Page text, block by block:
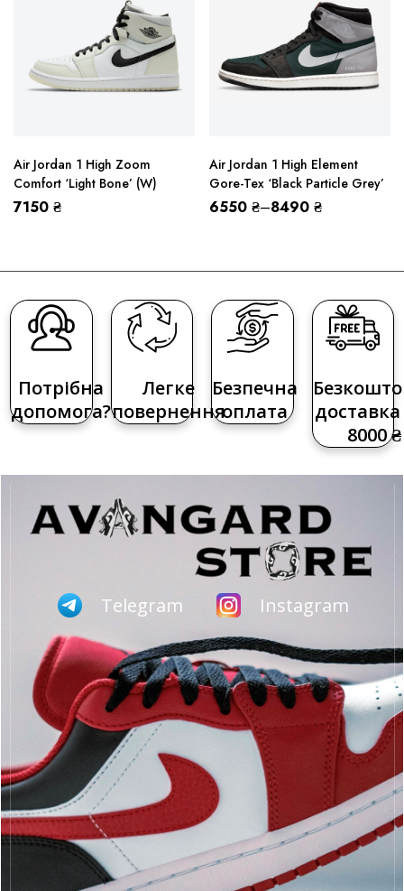
Air Jordan 1 High Zoom
Comfort ‘Light Bone’ (W)
7150 ₴
Air Jordan 1 High Element
Gore-Tex ‘Black Particle Grey’
6550 ₴–8490 ₴
Потрібна
допомога?
Легке
повернення
Безпечна
оплата
доставка
8000 ₴
Telegram Instagram